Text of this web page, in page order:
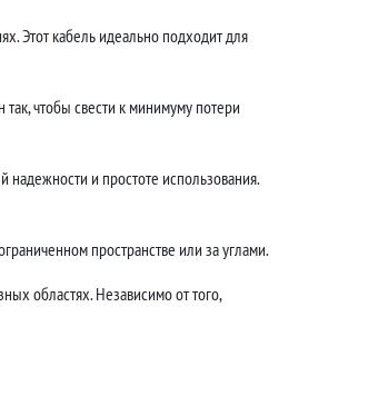
Этот кабель идеально подходит для
чтобы свести к минимуму потери
и простоте использования.
пространстве или за углами.
областях. Независимо от того,